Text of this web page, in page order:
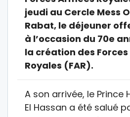
jeudi au Cercle Mess
Rabat, le déjeuner
à l’occasion du 70e
la création des
Royales (FAR).
A son arrivée, le Prince
El Hassan a été salué